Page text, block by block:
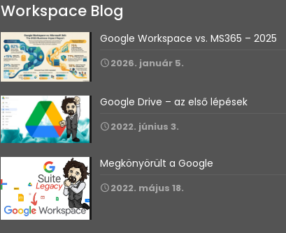
Workspace Blog
Google Workspace vs. MS365 – 2025
2026. január 5.
Google Drive – az első lépések
2022. június 3.
Megkönyörült a Google
2022. május 18.